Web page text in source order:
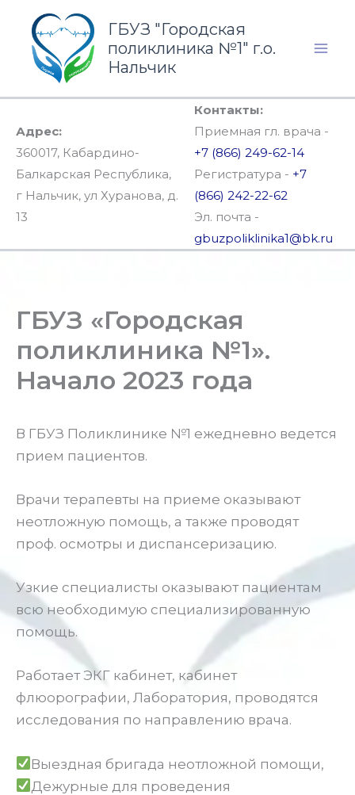
Перейти
содержимому
ГБУЗ "Городская
поликлиника №1" г.о.
Нальчик
Адрес:
360017, Кабардино-
Балкарская Республика,
г Нальчик, ул Хуранова, д.
13
Контакты:
Приемная гл. врача -
+7 (866) 249-62-14
Регистратура - +7
(866) 242-22-62
Эл. почта -
gbuzpoliklinika1@bk.ru
ГБУЗ «Городская
поликлиника №1».
Начало 2023 года
В ГБУЗ Поликлинике №1 ежедневно ведется
прием пациентов.
Врачи терапевты на приеме оказывают
неотложную помощь, а также проводят
проф. осмотры и диспансеризацию.
Узкие специалисты оказывают пациентам
всю необходимую специализированную
помощь.
Работает ЭКГ кабинет, кабинет
флюорографии, Лаборатория, проводятся
исследования по направлению врача.
Выездная бригада неотложной помощи,
Дежурные для проведения